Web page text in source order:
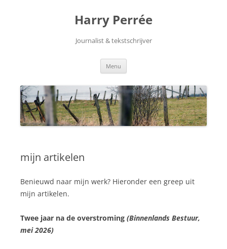
Harry Perrée
Journalist & tekstschrijver
Menu
mijn artikelen
Benieuwd naar mijn werk? Hieronder een greep uit
mijn artikelen.
Twee jaar na de overstroming (Binnenlands Bestuur,
mei 2026)